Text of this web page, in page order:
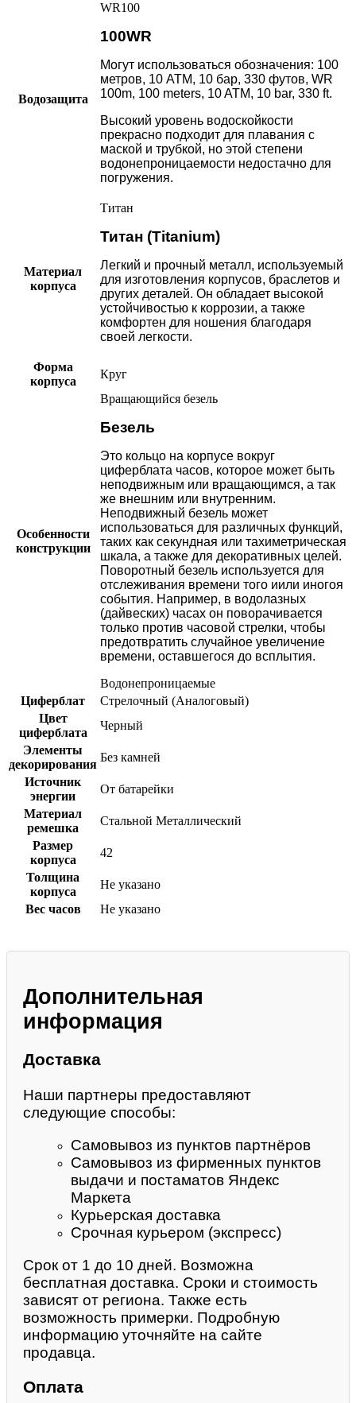
Водозащита
WR100
100WR
Могут использоваться обозначения: 100
метров, 10 АТМ, 10 бар, 330 футов, WR
100m, 100 meters, 10 ATM, 10 bar, 330 ft.
Высокий уровень водоскойкости
прекрасно подходит для плавания с
маской и трубкой, но этой степени
водонепроницаемости недостачно для
погружения.
Материал
корпуса
Титан
Титан (Titanium)
Легкий и прочный металл, используемый
для изготовления корпусов, браслетов и
других деталей. Он обладает высокой
устойчивостью к коррозии, а также
комфортен для ношения благодаря
своей легкости.
Форма
корпуса
Круг
Особенности
конструкции
Вращающийся безель
Безель
Это кольцо на корпусе вокруг
циферблата часов, которое может быть
неподвижным или вращающимся, а так
же внешним или внутренним.
Неподвижный безель может
использоваться для различных функций,
таких как секундная или тахиметрическая
шкала, а также для декоративных целей.
Поворотный безель используется для
отслеживания времени того иили иногоя
события. Например, в водолазных
(дайвеских) часах он поворачивается
только против часовой стрелки, чтобы
предотвратить случайное увеличение
времени, оставшегося до всплытия.
Водонепроницаемые
Циферблат
Стрелочный (Аналоговый)
Цвет
циферблата
Черный
Элементы
декорирования
Без камней
Источник
энергии
От батарейки
Материал
ремешка
Стальной Металлический
Размер
корпуса
42
Толщина
корпуса
Не указано
Вес часов
Не указано
Дополнительная
информация
Доставка
Наши партнеры предоставляют
следующие способы:
Самовывоз из пунктов партнёров
Самовывоз из фирменных пунктов
выдачи и постаматов Яндекс
Маркета
Курьерская доставка
Срочная курьером (экспресс)
Срок от 1 до 10 дней. Возможна
бесплатная доставка. Сроки и стоимость
зависят от региона. Также есть
возможность примерки. Подробную
информацию уточняйте на сайте
продавца.
Оплата